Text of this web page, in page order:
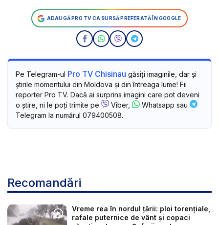
ADAUGĂ PRO TV CA SURSĂ PREFERATĂ ÎN GOOGLE
Pe Telegram-ul Pro TV Chisinau găsiți imaginile, dar și
știrile momentului din Moldova și din întreaga lume! Fii
reporter Pro TV. Dacă ai surprins imagini care pot deveni
o știre, ni le poți trimite pe
Viber,
Whatsapp sau
Telegram la numărul 079400508.
Recomandări
Vreme rea în nordul țării: ploi torențiale,
rafale puternice de vânt și copaci